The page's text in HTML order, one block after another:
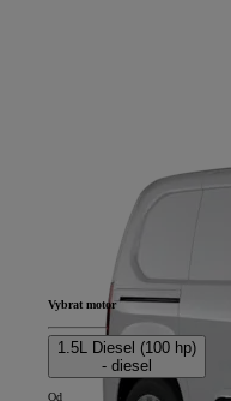
Vybrat motor
1.5L Diesel (100 hp)
- diesel
Od